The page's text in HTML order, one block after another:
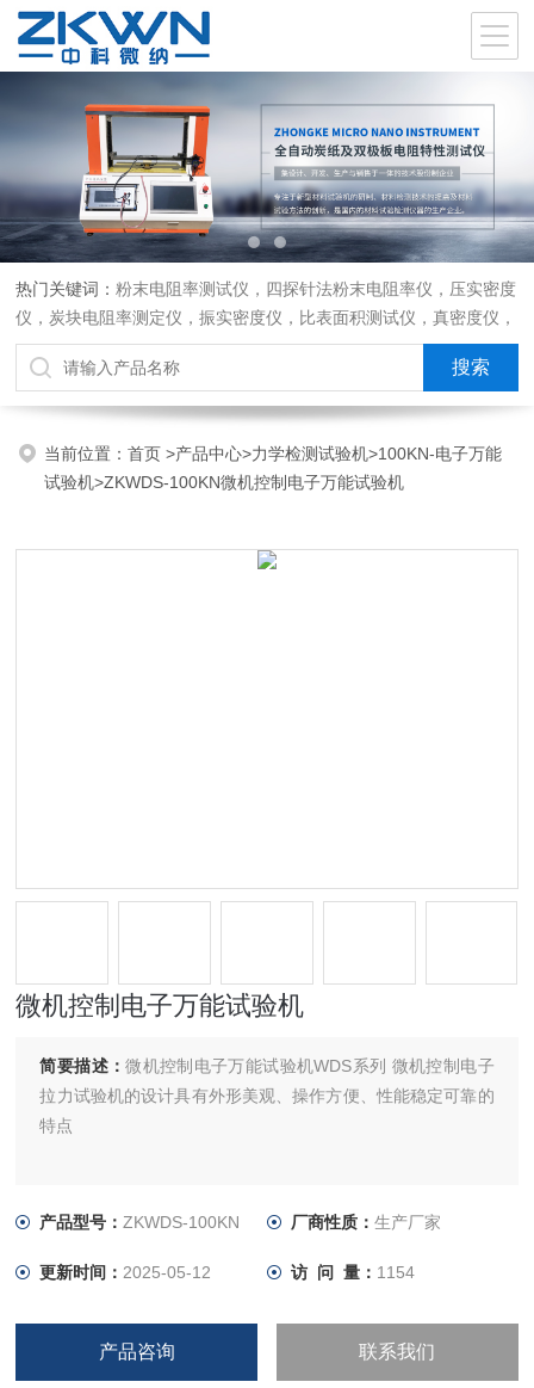
热门关键词：粉末电阻率测试仪，四探针法粉末电阻率仪，压实密度
仪，炭块电阻率测定仪，振实密度仪，比表面积测试仪，真密度仪，
炭块热膨胀仪，炭块透气率仪，炭块二氧化碳反应测定仪
当前位置：首页>产品中心>力学检测试验机>100KN-电子万能
试验机>ZKWDS-100KN微机控制电子万能试验机
微机控制电子万能试验机
简要描述：微机控制电子万能试验机WDS系列 微机控制电子
拉力试验机的设计具有外形美观、操作方便、性能稳定可靠的
特点
产品型号：ZKWDS-100KN 厂商性质： 生产厂家
更新时间： 2025-05-12 访 问 量： 1154
产品咨询 联系我们